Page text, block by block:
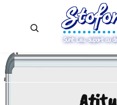
Sunt Leu, suport cu